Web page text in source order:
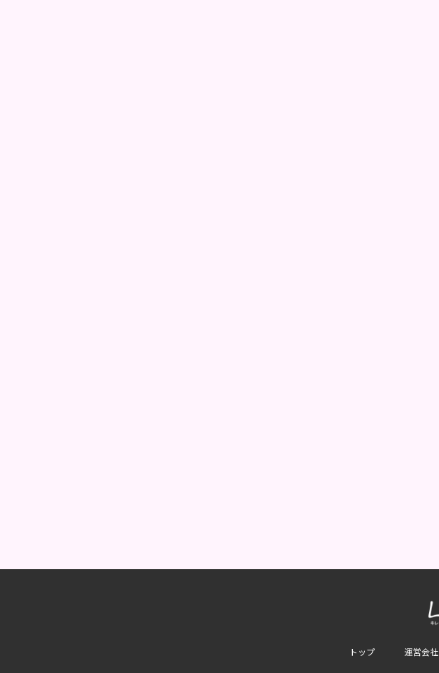
トップ 運営会社